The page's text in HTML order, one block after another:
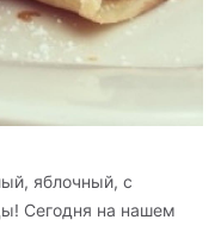
яблочный, с
Сегодня на нашем